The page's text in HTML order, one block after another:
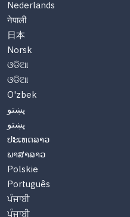
Nederlands
नेपाली
日本
Norsk
ଓଡିଆ
ଓଡିଆ
O'zbek
پښتو
پښتو
ປະເທດລາວ
ພາສາລາວ
Polskie
Português
ਪੰਜਾਬੀ